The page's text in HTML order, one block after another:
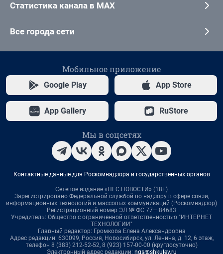
Статистика канала в MAX
Все города сети
Мобильное приложение
Google Play App Store
App Gallery RuStore
Мы в соцсетях
Контактные данные для Роскомнадзора и государственных органов
Сетевое издание «НГС.НОВОСТИ» (18+)
Зарегистрировано Федеральной службой по надзору в сфере связи,
информационных технологий и массовых коммуникаций (Роскомнадзор)
Регистрационный номер ЭЛ № ФС 77— 84683
Учредитель: Общество с ограниченной ответственностью "ИНТЕРНЕТ
ТЕХНОЛОГИИ"
Главный редактор: Громкова Елена Александровна
Адрес редакции: 630099, Россия, Новосибирск, ул. Ленина, д. 12, 6 этаж,
телефон 8 (383) 212-52-52, 8 (923) 157-00-00 (круглосуточно)
Электронный адрес редакции: ngs@shkulev.ru